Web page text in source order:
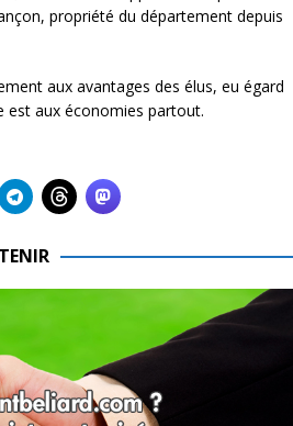
propriété du département depuis
aux avantages des élus, eu égard
est aux économies partout.